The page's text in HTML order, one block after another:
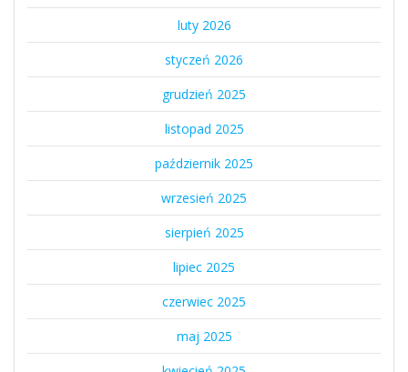
luty 2026
styczeń 2026
grudzień 2025
listopad 2025
październik 2025
wrzesień 2025
sierpień 2025
lipiec 2025
czerwiec 2025
maj 2025